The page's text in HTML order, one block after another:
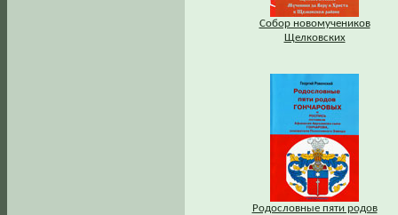
Собор новомучеников
Щелковских
Родословные пяти родов